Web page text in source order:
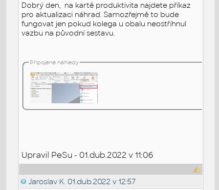
Dobrý den, na kartě produktivita najdete příkaz
pro aktualizaci náhrad. Samozřejmě to bude
fungovat jen pokud kolega u obalu neostřihnul
vazbu na původní sestavu.
Připojené náhledy
Upravil PeSu - 01.dub.2022 v 11:06
Jaroslav K. 01.dub.2022 v 12:57